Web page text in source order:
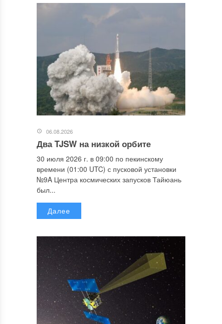
06.08.2026
Два TJSW на низкой орбите
30 июля 2026 г. в 09:00 по пекинскому
времени (01:00 UTC) с пусковой установки
№9A Центра космических запусков Тайюань
был...
Далее